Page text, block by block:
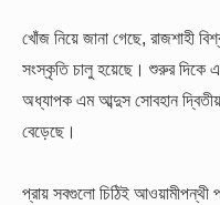
খোঁজ নিয়ে জানা গেছে, রাজশাহী
সংস্কৃতি চালু হয়েছে। শুরুর দিকে
অধ্যাপক এম আব্দুস সোবহান দ্বিতীয়
বেড়েছে।
প্রায় সবগুলো চিঠিই আওয়ামীপন্থী